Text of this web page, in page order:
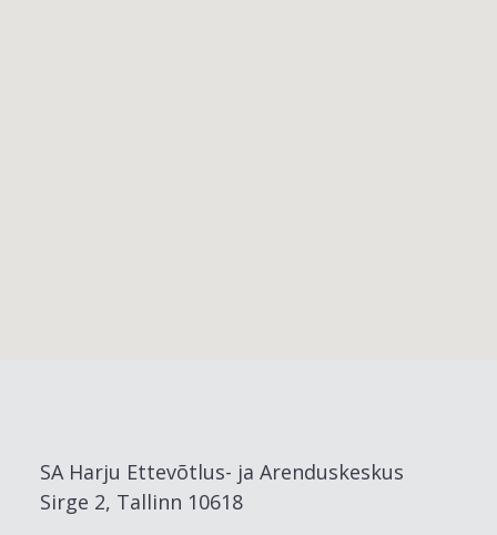
SA Harju Ettevõtlus- ja Arenduskeskus
Sirge 2, Tallinn 10618